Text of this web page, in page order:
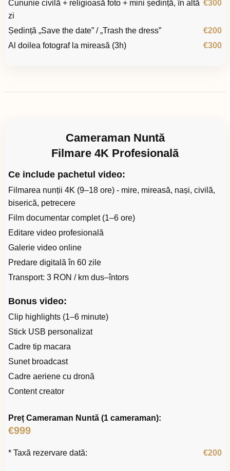
Cununie civilă + religioasă foto + mini ședință, în altă
zi
€300
Ședință „Save the date” / „Trash the dress”
€200
Al doilea fotograf la mireasă (3h)
€300
Cameraman Nuntă
Filmare 4K Profesională
Ce include pachetul video:
Filmarea nunții 4K (9–18 ore) - mire, mireasă, nași, civilă,
biserică, petrecere
Film documentar complet (1–6 ore)
Editare video profesională
Galerie video online
Predare digitală în 60 zile
Transport: 3 RON / km dus–întors
Bonus video:
Clip highlights (1–6 minute)
Stick USB personalizat
Cadre tip macara
Sunet broadcast
Cadre aeriene cu dronă
Content creator
Preț Cameraman Nuntă (1 cameraman):
€999
* Taxă rezervare dată: €200